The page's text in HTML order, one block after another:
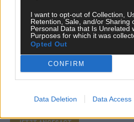
I want to opt-out of Collection,
Retention, Sale, and/or Sharing
Personal Data that Is Unrelated
Purposes for which it was
Opted Out
CONFIRM
Data Deletion Data Access
Benachrichtige mich über
Mail.
Benachrichtige mich über neue